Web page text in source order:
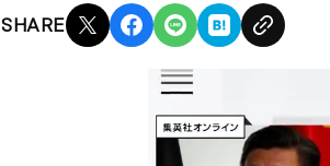
SHARE